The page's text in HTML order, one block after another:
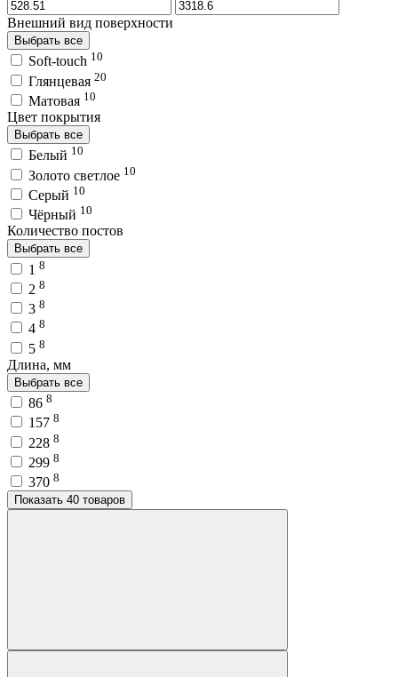
Внешний вид поверхности
Выбрать все
Soft-touch 10
Глянцевая 20
Матовая 10
Цвет покрытия
Выбрать все
Белый 10
Золото светлое 10
Серый 10
Чёрный 10
Количество постов
Выбрать все
1 8
2 8
3 8
4 8
5 8
Длина, мм
Выбрать все
86 8
157 8
228 8
299 8
370 8
Показать 40 товаров